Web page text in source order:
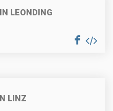
LEONDING
LINZ